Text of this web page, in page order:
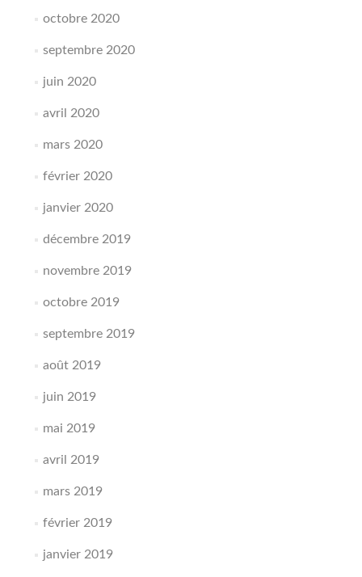
octobre 2020
septembre 2020
juin 2020
avril 2020
mars 2020
février 2020
janvier 2020
décembre 2019
novembre 2019
octobre 2019
septembre 2019
août 2019
juin 2019
mai 2019
avril 2019
mars 2019
février 2019
janvier 2019